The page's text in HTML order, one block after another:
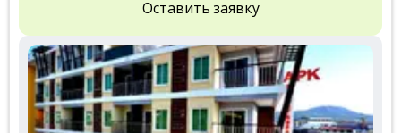
Оставить заявку